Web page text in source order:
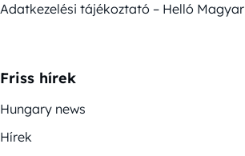
Adatkezelési tájékoztató – Helló Magyar
Friss hírek
Hungary news
Hírek